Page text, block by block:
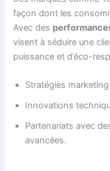
façon dont les
Avec des
visent à séduire une
puissance et d’éco-
Stratégies
Innovations
Partenariats avec
avancées.